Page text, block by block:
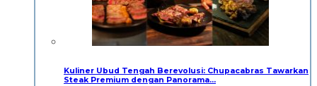
Kuliner Ubud Tengah Berevolusi: Chupacabras Tawarkan
Steak Premium dengan Panorama…